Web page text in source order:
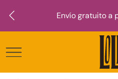
Envío gratuito a